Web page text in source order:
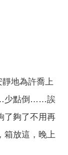
地為許喬上
少點倒……誒
夠了不用再
放這，晚上